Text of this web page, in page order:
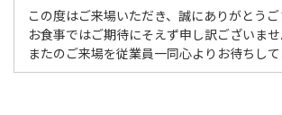
この度はご来場いただき、誠にありがとうご
お食事ではご期待にそえず申し訳ございませ
またのご来場を従業員一同心よりお待ちして